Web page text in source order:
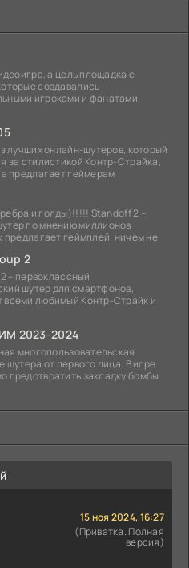
а цель площадка с
создавались
игроками и фанатами
лучших онлайн-шутеров, который
за стилистикой Контр-Страйка,
предлагает геймерам
и голды)!!!!! Standoff 2 –
по мнению миллионов
предлагает геймплей, ничем не
2
– первоклассный
шутер для смартфонов,
всеми любимый Контр-Страйк и
2023-2024
многопользовательская
шутера от первого лица. В игре
предотвратить закладку бомбы
15 ноя 2024, 16:27
(Приватка. Полная
версия)